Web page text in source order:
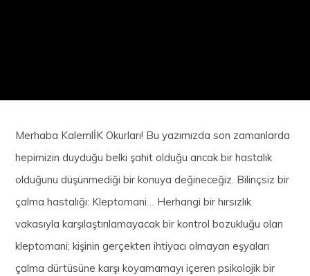
Merhaba KalemlİK Okurları! Bu yazımızda son zamanlarda
hepimizin duyduğu belki şahit olduğu ancak bir hastalık
olduğunu düşünmediği bir konuya değineceğiz. Bilinçsiz bir
çalma hastalığı: Kleptomani… Herhangi bir hırsızlık
vakasıyla karşılaştırılamayacak bir kontrol bozukluğu olan
kleptomani; kişinin gerçekten ihtiyacı olmayan eşyaları
çalma dürtüsüne karşı koyamamayı içeren psikolojik bir